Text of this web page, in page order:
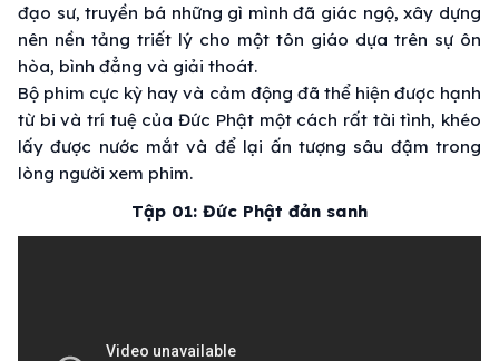
đạo sư, truyền bá những gì mình đã giác ngộ, xây dựng
nên nền tảng triết lý cho một tôn giáo dựa trên sự ôn
hòa, bình đẳng và giải thoát.
Bộ phim cực kỳ hay và cảm động đã thể hiện được hạnh
từ bi và trí tuệ của Đức Phật một cách rất tài tình, khéo
lấy được nước mắt và để lại ấn tượng sâu đậm trong
lòng người xem phim.
Tập 01: Đức Phật đản sanh